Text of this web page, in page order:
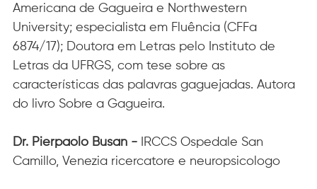
Americana de Gagueira e Northwestern
University; especialista em Fluência (CFFa
6874/17); Doutora em Letras pelo Instituto de
Letras da UFRGS, com tese sobre as
características das palavras gaguejadas. Autora
do livro Sobre a Gagueira.​
Dr. Pierpaolo Busan -
IRCCS Ospedale San
Camillo, Venezia ricercatore e neuropsicologo